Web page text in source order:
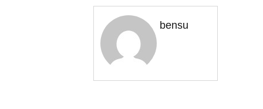
bensu